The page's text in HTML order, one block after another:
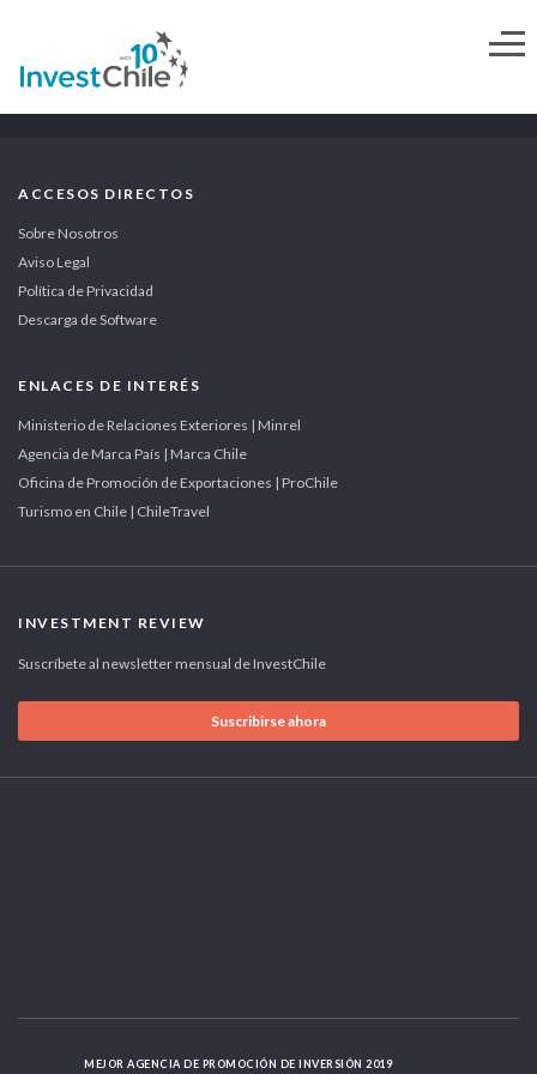
ACCESOS DIRECTOS
Sobre Nosotros
Aviso Legal
Política de Privacidad
Descarga de Software
ENLACES DE INTERÉS
Ministerio de Relaciones Exteriores | Minrel
Agencia de Marca País | Marca Chile
Oficina de Promoción de Exportaciones | ProChile
Turismo en Chile | ChileTravel
INVESTMENT REVIEW
Suscríbete al newsletter mensual de InvestChile
Suscribirse ahora
MEJOR AGENCIA DE PROMOCIÓN DE INVERSIÓN 2019